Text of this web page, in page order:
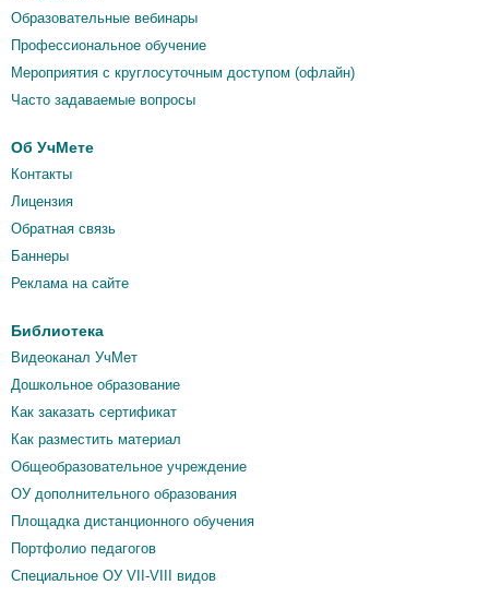
Образовательные вебинары
Профессиональное обучение
Мероприятия c круглосуточным доступом (офлайн)
Часто задаваемые вопросы
Об УчМете
Контакты
Лицензия
Обратная связь
Баннеры
Реклама на сайте
Библиотека
Видеоканал УчМет
Дошкольное образование
Как заказать сертификат
Как разместить материал
Общеобразовательное учреждение
ОУ дополнительного образования
Площадка дистанционного обучения
Портфолио педагогов
Специальное ОУ VII-VIII видов